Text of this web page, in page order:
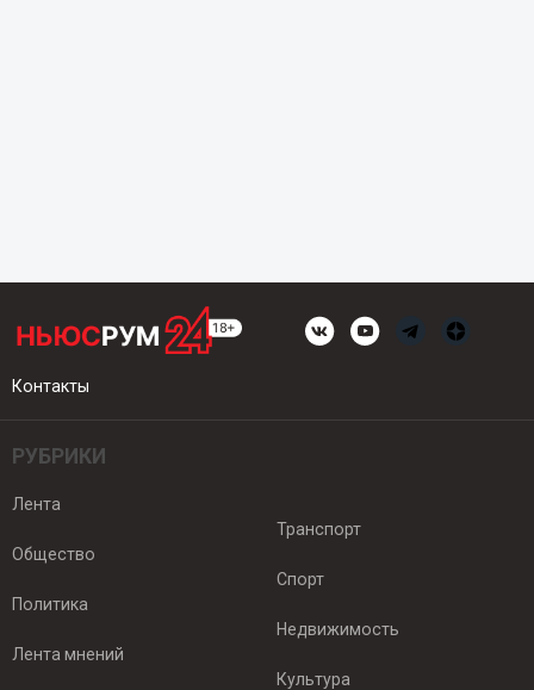
Контакты
РУБРИКИ
Лента
Общество
Политика
Лента мнений
Транспорт
Спорт
Недвижимость
Культура